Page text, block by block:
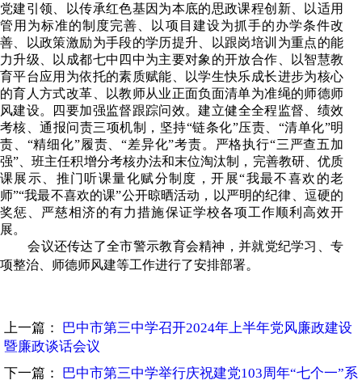
党建引领、以传承红色基因为本底的思政课程创新、以适用
管用为标准的制度完善、以项目建设为抓手的办学条件改
善、以政策激励为手段的学历提升、以跟岗培训为重点的能
力升级、以成都七中四中为主要对象的开放合作、以智慧教
育平台应用为依托的素质赋能、以学生快乐成长进步为核心
的育人方式改革、以教师从业正面负面清单为准绳的师德师
风建设。
四要加强监督跟踪问效。建立健全全程监督、绩效
考核、通报问责三项机制，坚持“链条化”压责、“清单化”明
责、“精细化”履责、“差异化”考责。严格执行“三严查五加
强”、班主任积增分考核办法和末位淘汰制，完善教研、优质
课展示、推门听课量化赋分制度，开展“我最不喜欢的老
师”“我最不喜欢的课”公开晾晒活动，以严明的纪律、逗硬的
奖惩、严慈相济的有力措施保证学校各项工作顺利高效开
展。
会议还传达了全市警示教育会精神，并就党纪学习、专
项整治、师德师风建等工作进行了安排部署。
上一篇：
巴中市第三中学召开2024年上半年党风廉政建设
暨廉政谈话会议
下一篇：
巴中市第三中学举行庆祝建党103周年“七个一”系